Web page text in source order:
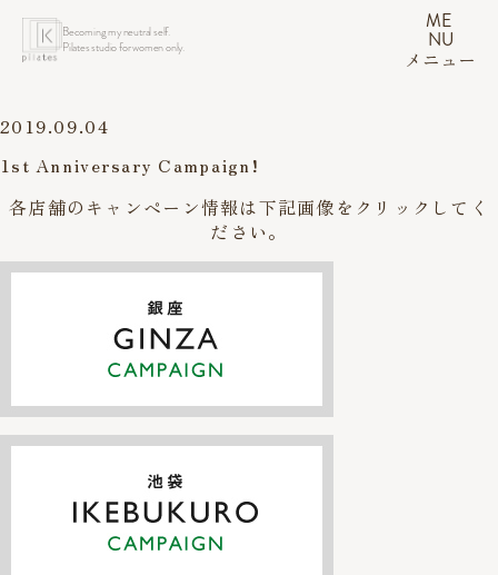
Becoming my neutral self.
Pilates studio for women only.
ME
NU
メニュー
2019.09.04
1st Anniversary Campaign!
各店舗のキャンペーン情報は下記画像をクリックしてく
ださい。